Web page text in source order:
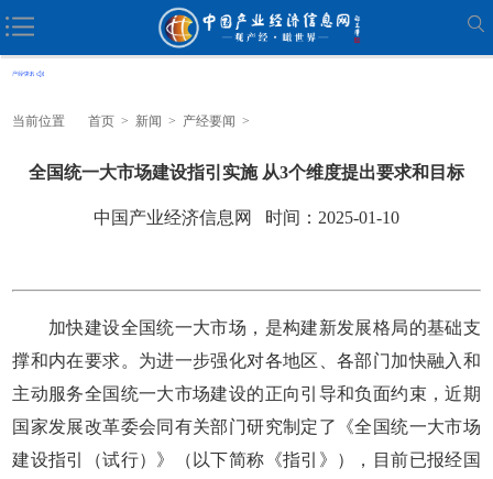
当前位置 首页 > 新闻 > 产经要闻 >
全国统一大市场建设指引实施 从3个维度提出要求和目标
中国产业经济信息网 时间：2025-01-10
加快建设全国统一大市场，是构建新发展格局的基础支
撑和内在要求。为进一步强化对各地区、各部门加快融入和
主动服务全国统一大市场建设的正向引导和负面约束，近期
国家发展改革委会同有关部门研究制定了《全国统一大市场
建设指引（试行）》（以下简称《指引》），目前已报经国